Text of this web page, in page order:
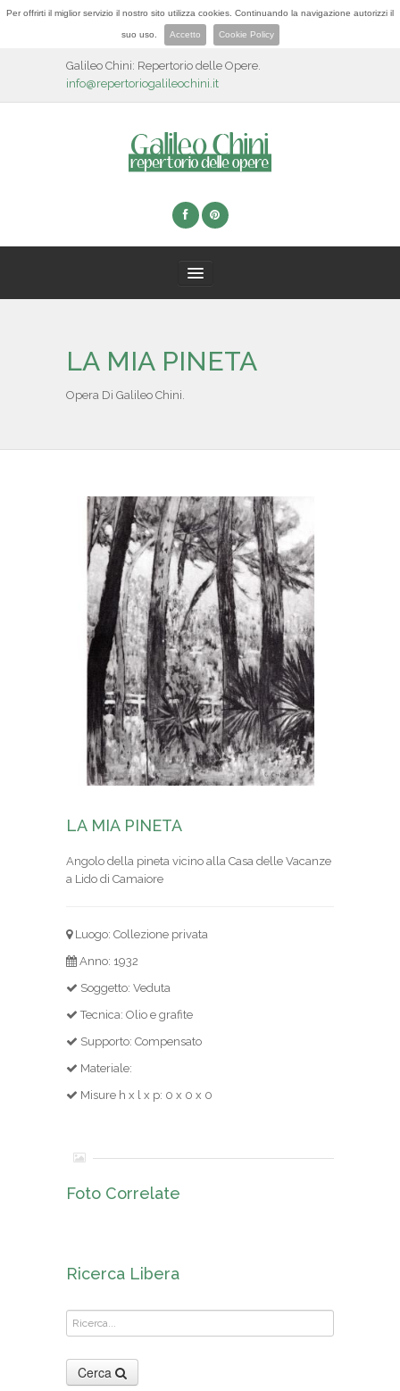
Per offrirti il miglior servizio il nostro sito utilizza cookies. Continuando la navigazione autorizzi il
suo uso. Accetto Cookie Policy
Galileo Chini: Repertorio delle Opere.
info@repertoriogalileochini.it
BIOGRAFIA
PARTNER
NEWS & EVENTI
CONTATTI
LA MIA PINETA
Opera Di Galileo Chini.
LA MIA PINETA
Angolo della pineta vicino alla Casa delle Vacanze
a Lido di Camaiore
Luogo: Collezione privata
Anno: 1932
Soggetto: Veduta
Tecnica: Olio e grafite
Supporto: Compensato
Materiale:
Misure h x l x p: 0 x 0 x 0
Foto Correlate
Ricerca Libera
Cerca